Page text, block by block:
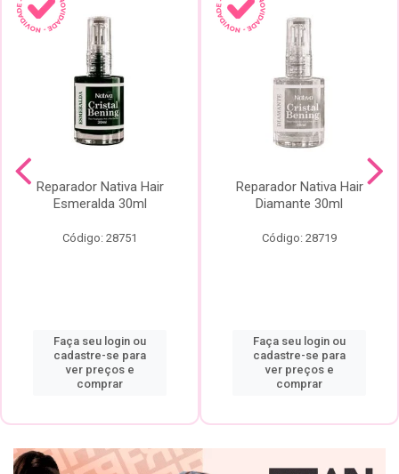
Reparador Nativa Hair
Esmeralda 30ml
Código: 28751
Faça seu login ou
cadastre-se para
ver preços e
comprar
Reparador Nativa Hair
Diamante 30ml
Código: 28719
Faça seu login ou
cadastre-se para
ver preços e
comprar